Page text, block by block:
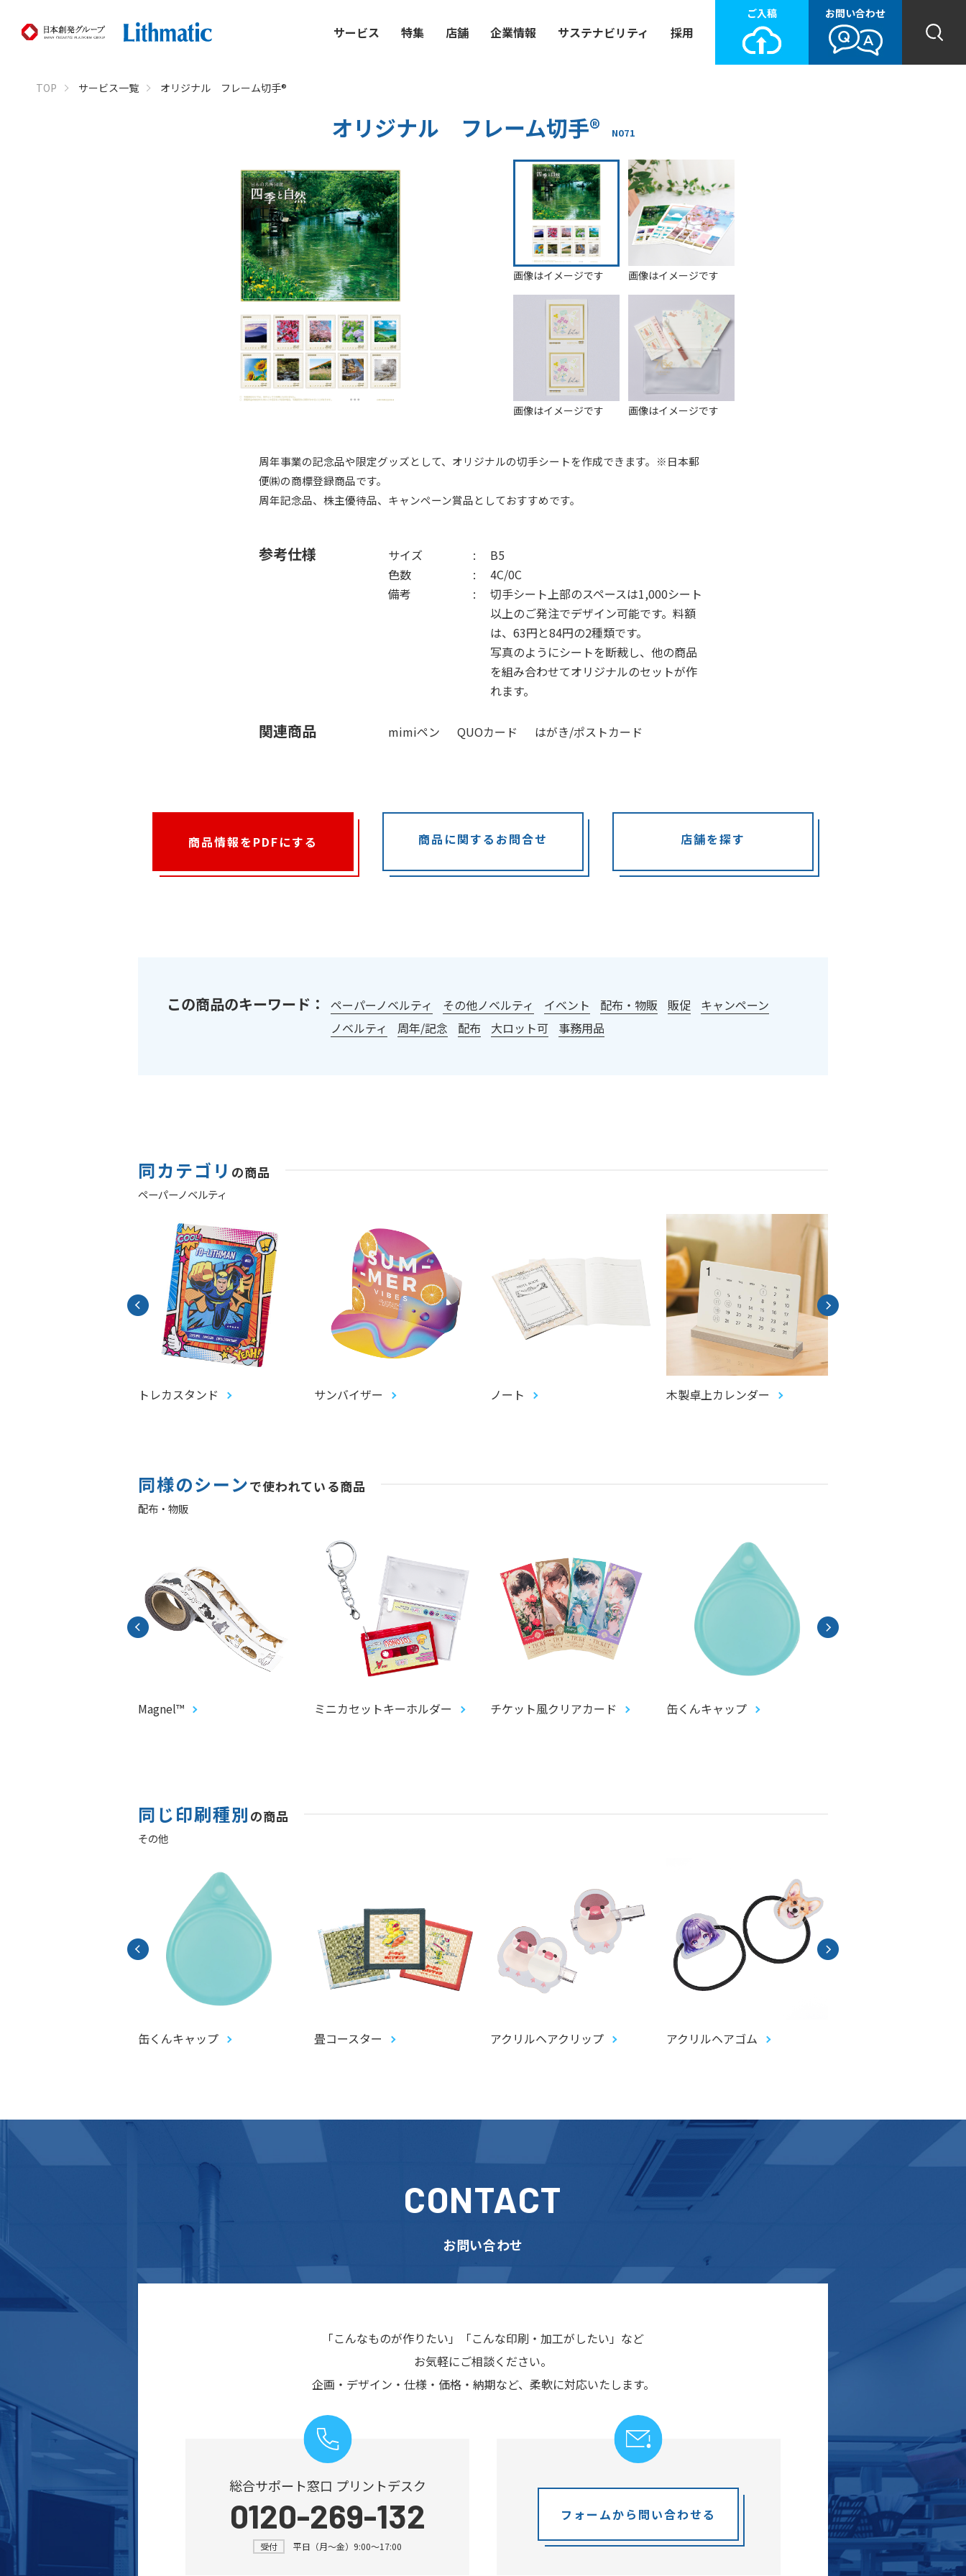
サービス 特集 店舗 企業情報 サステナビリティ 採用
ご入稿 お問い合わせ
TOP サービス一覧 オリジナル フレーム切手®
オリジナル フレーム切手® N071
画像はイメージです 画像はイメージです
画像はイメージです 画像はイメージです
周年事業の記念品や限定グッズとして、オリジナルの切手シートを作成できます。※日本郵
便㈱の商標登録商品です。
周年記念品、株主優待品、キャンペーン賞品としておすすめです。
参考仕様 サイズ
B5
色数
4C/0C
備考
切手シート上部のスペースは1,000シート
以上のご発注でデザイン可能です。料額
は、63円と84円の2種類です。
写真のようにシートを断裁し、他の商品
を組み合わせてオリジナルのセットが作
れます。
関連商品 mimiペン QUOカード はがき/ポストカード
商品情報をPDFにする 商品に関するお問合せ 店舗を探す
この商品のキーワード： ペーパーノベルティ その他ノベルティ イベント 配布・物販 販促
キャンペーン
ノベルティ
周年/記念 配布 大ロット可 事務用品
同カテゴリ の商品
ペーパーノベルティ
トレカスタンド サンバイザー ノート 木製卓上カレンダー
同様のシーンで使われている商品
配布・物販
Magnel™ ミニカセットキーホルダー チケット風クリアカード 缶くんキャップ
同じ印刷種別 の商品
その他
缶くんキャップ 畳コースター アクリルヘアクリップ アクリルヘアゴム
CONTACT
お問い合わせ
「こんなものが作りたい」
「こんな印刷・加工がしたい」など
お気軽にご相談ください。
企画・デザイン・仕様・価格・納期など、 柔軟に対応いたします。
総合サポート窓口 プリントデスク
0120-269-132
受付 平日（月～金）9:00～17:00
フォームから問い合わせる